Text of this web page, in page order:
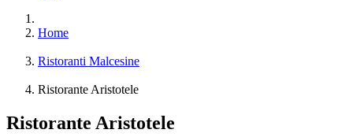
Home
Ristoranti Malcesine
Ristorante Aristotele
Ristorante Aristotele